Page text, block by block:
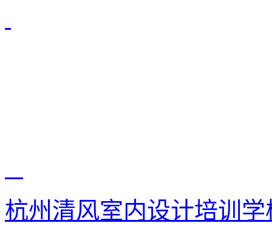
杭州清风室内设计培训学